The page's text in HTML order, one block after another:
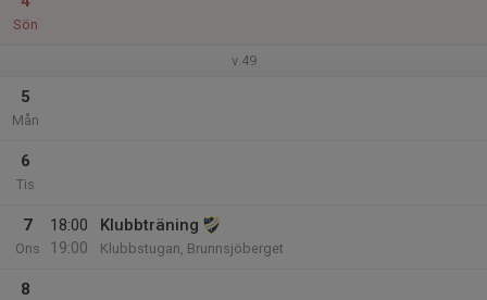
Sön
v.49
5
Mån
6
Tis
7
Ons
18:00
19:00
Klubbträning
Klubbstugan, Brunnsjöberget
8